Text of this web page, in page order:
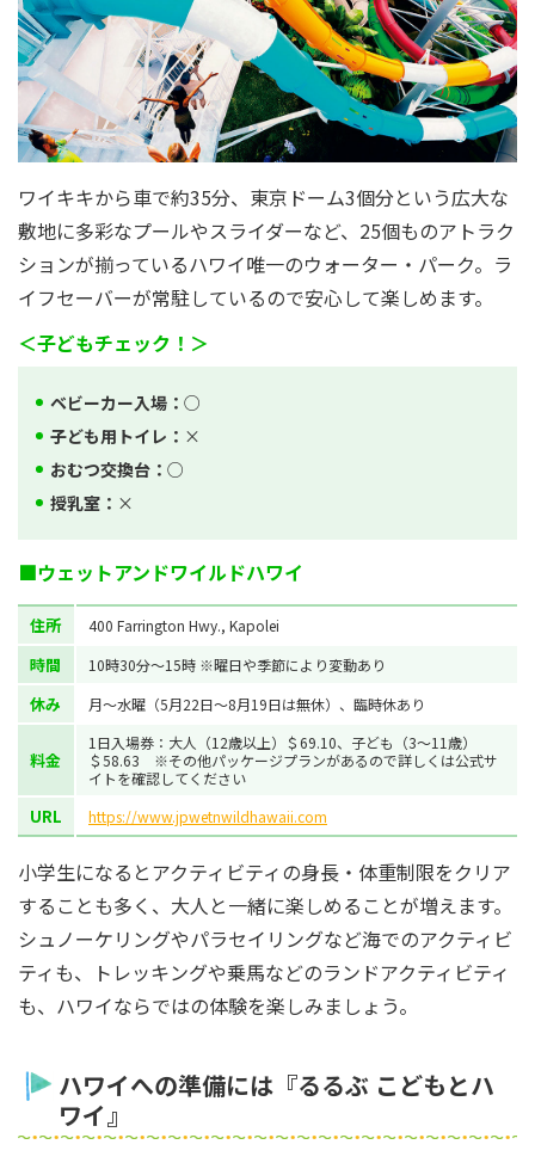
ワイキキから車で約35分、東京ドーム3個分という広大な
敷地に多彩なプールやスライダーなど、25個ものアトラク
ションが揃っているハワイ唯一のウォーター・パーク。ラ
イフセーバーが常駐しているので安心して楽しめます。
＜子どもチェック！＞
ベビーカー入場： ○
子ども用トイレ： ×
おむつ交換台： ○
授乳室： ×
■ウェットアンドワイルドハワイ
住所 400 Farrington Hwy., Kapolei
時間 10時30分～15時 ※曜日や季節により変動あり
休み 月〜水曜（5月22日～8月19日は無休）、臨時休あり
料金
1日入場券：大人（12歳以上）＄69.10、子ども（3～11歳）
＄58.63 ※その他パッケージプランがあるので詳しくは公式サ
イトを確認してください
URL https://www.jpwetnwildhawaii.com
小学生になるとアクティビティの身長・体重制限をクリア
することも多く、大人と一緒に楽しめることが増えます。
シュノーケリングやパラセイリングなど海でのアクティビ
ティも、トレッキングや乗馬などのランドアクティビティ
も、ハワイならではの体験を楽しみましょう。
ハワイへの準備には『るるぶ こどもとハ
ワイ』